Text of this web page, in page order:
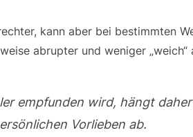
kann aber bei bestimmten
abrupter und weniger „weich“
empfunden wird, hängt
Vorlieben ab.